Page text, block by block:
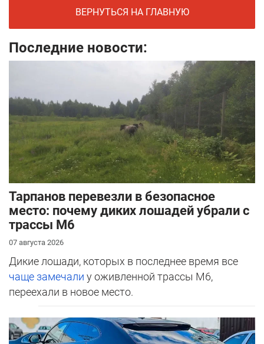
ВЕРНУТЬСЯ НА ГЛАВНУЮ
Последние новости:
Тарпанов перевезли в безопасное
место: почему диких лошадей убрали с
трассы М6
07 августа 2026
Дикие лошади, которых в последнее время все
чаще замечали у оживленной трассы М6,
переехали в новое место.